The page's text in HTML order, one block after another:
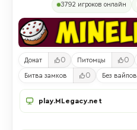
3792 игроков онлайн
Донат 0 Питомцы 0
Битва замков 0 Без вайпов
play.MLegacy.net